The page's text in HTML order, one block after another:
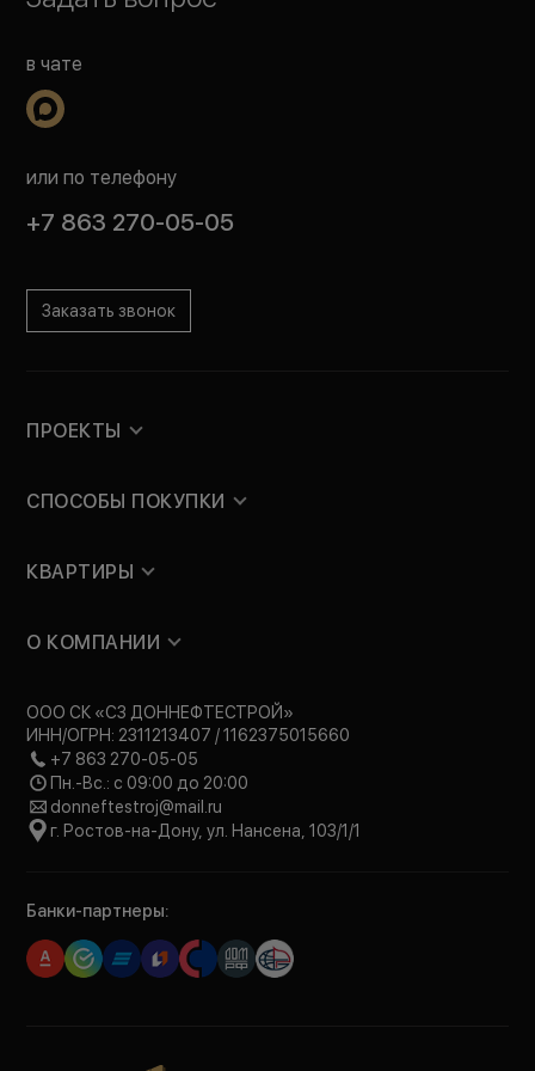
в чате
или по телефону
+7 863 270-05-05
Заказать звонок
ПРОЕКТЫ
СПОСОБЫ ПОКУПКИ
КВАРТИРЫ
О КОМПАНИИ
ООО СК «СЗ ДОННЕФТЕСТРОЙ»
ИНН/ОГРН: 2311213407 / 1162375015660
+7 863 270-05-05
Пн.-Вс.: с 09:00 до 20:00
donneftestroj@mail.ru
г. Ростов-на-Дону, ул. Нансена, 103/1/1
Банки-партнеры: